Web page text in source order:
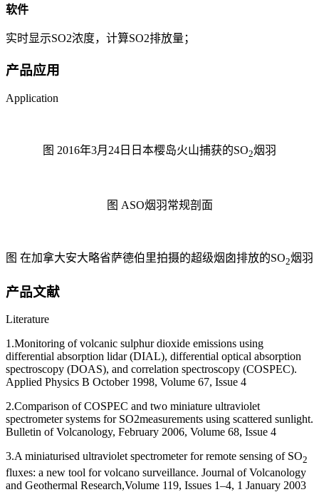
软件
实时显示SO2浓度，计算SO2排放量；
产品应用
Application
图 2016年3月24日日本樱岛火山捕获的SO2烟羽
图 ASO烟羽常规剖面
图 在加拿大安大略省萨德伯里拍摄的超级烟囱排放的SO2烟羽
产品文献
Literature
1.Monitoring of volcanic sulphur dioxide emissions using
differential absorption lidar (DIAL), differential optical absorption
spectroscopy (DOAS), and correlation spectroscopy (COSPEC).
Applied Physics B October 1998, Volume 67, Issue 4
2.Comparison of COSPEC and two miniature ultraviolet
spectrometer systems for SO2measurements using scattered sunlight.
Bulletin of Volcanology, February 2006, Volume 68, Issue 4
3.A miniaturised ultraviolet spectrometer for remote sensing of SO2
fluxes: a new tool for volcano surveillance. Journal of Volcanology
and Geothermal Research,Volume 119, Issues 1–4, 1 January 2003